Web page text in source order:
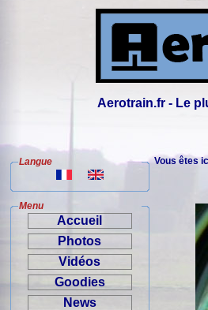
Aerotrain.fr - Le
Langue
Menu
Accueil
Photos
Vidéos
Goodies
News
Vous êtes